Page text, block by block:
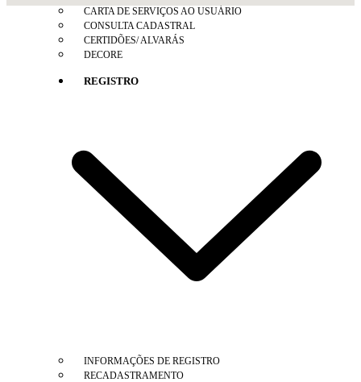
CARTA DE SERVIÇOS AO USUÁRIO
CONSULTA CADASTRAL
CERTIDÕES/ ALVARÁS
DECORE
REGISTRO
INFORMAÇÕES DE REGISTRO
RECADASTRAMENTO